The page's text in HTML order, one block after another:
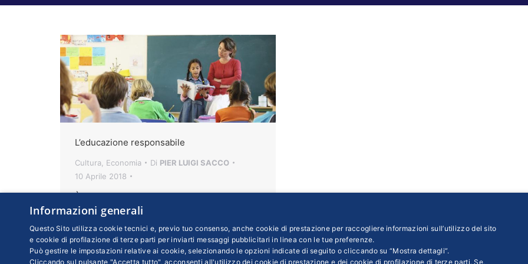
L’educazione responsabile
Cultura Economia Di PIER LUIGI SACCO
10 Aprile 2018
È la premessa di ogni possibile sviluppo,
ma le nostre società le attribuiscono
ormai un mero valore strumentale. Così
rischiamo di riprodurre diseguaglianze
sociali invece di contrastarle
Informazioni generali
Questo Sito utilizza cookie tecnici e, previo tuo consenso, anche cookie di prestazione per raccogliere informazioni sull’utilizzo del sito
e cookie di profilazione di terze parti per inviarti messaggi pubblicitari in linea con le tue preferenze.
Può gestire le impostazioni relative ai cookie, selezionando le opzioni indicate di seguito o cliccando su “Mostra dettagli”.
Cliccando sul pulsante "Accetta tutto", acconsenti all'utilizzo dei cookie di prestazione e dei cookie di profilazione di terze parti. Se,